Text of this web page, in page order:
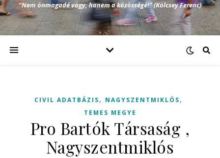
"Nem önmagadé vagy, hanem a közösségé!" (Kölcsey Ferenc)
CIVIL ADATBÁZIS, NAGYSZENTMIKLÓS,
TEMES MEGYE
Pro Bartók Társaság ,
Nagyszentmiklós